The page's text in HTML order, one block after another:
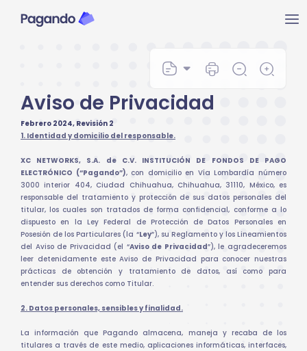
Aviso de Privacidad
Febrero 2024, Revisión 2
1. Identidad y domicilio del responsable.
XC NETWORKS, S.A. de C.V. INSTITUCIÓN DE FONDOS DE PAGO
ELECTRÓNICO (“Pagando”), con domicilio en Vía Lombardía número
3000 interior 404, Ciudad Chihuahua, Chihuahua, 31110, México, es
responsable del tratamiento y protección de sus datos personales del
titular, los cuales son tratados de forma confidencial, conforme a lo
dispuesto en la Ley Federal de Protección de Datos Personales en
Posesión de los Particulares (la “Ley”), su Reglamento y los Lineamientos
del Aviso de Privacidad (el “Aviso de Privacidad”), le agradeceremos
leer detenidamente este Aviso de Privacidad para conocer nuestras
prácticas de obtención y tratamiento de datos, así como para
entender sus derechos como Titular.
2. Datos personales, sensibles y finalidad.
La información que Pagando almacena, maneja y recaba de los
titulares a través de este medio, aplicaciones informáticas, interfaces,